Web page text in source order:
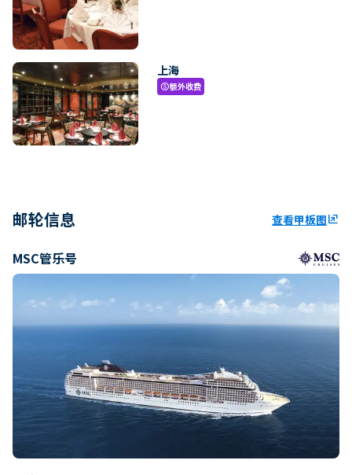
上海
paid额外收费
邮轮信息 查看甲板图ungroup
MSC管乐号